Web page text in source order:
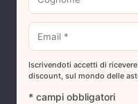
Iscrivendoti accetti di
discount, sul mondo delle
* campi obbligatori